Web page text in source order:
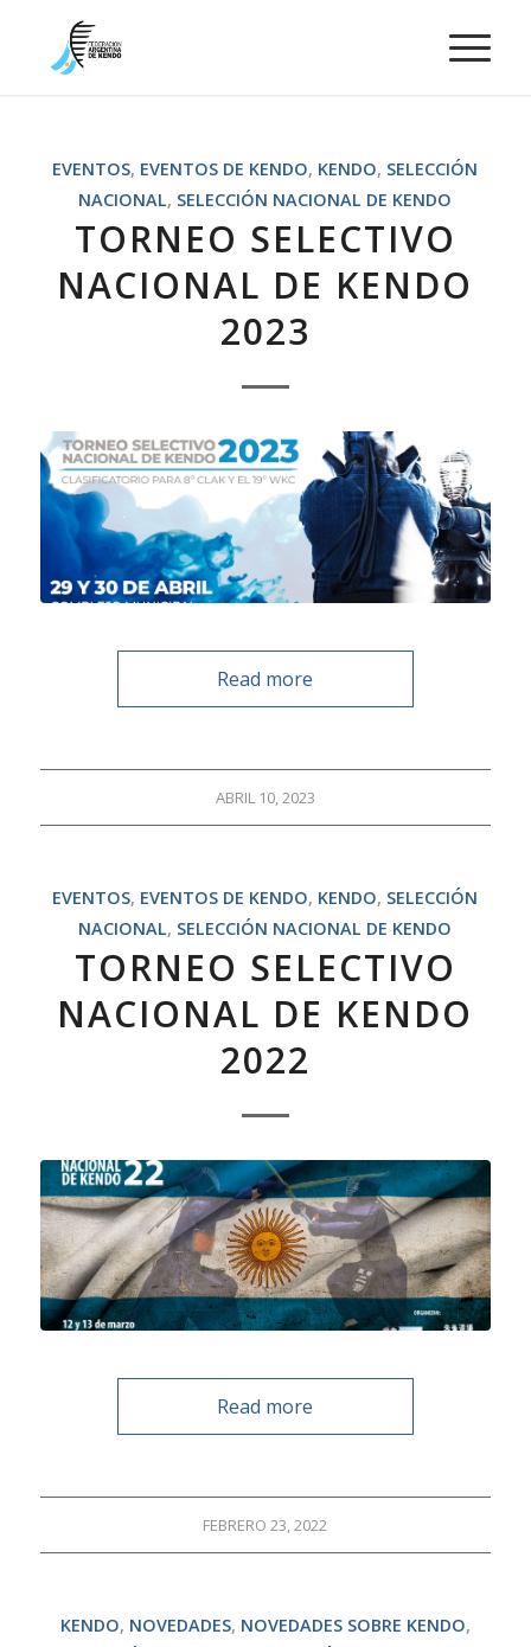
EVENTOS, EVENTOS DE KENDO, KENDO, SELECCIÓN
NACIONAL, SELECCIÓN NACIONAL DE KENDO
TORNEO SELECTIVO
NACIONAL DE KENDO
2023
Read more
ABRIL 10, 2023
EVENTOS, EVENTOS DE KENDO, KENDO, SELECCIÓN
NACIONAL, SELECCIÓN NACIONAL DE KENDO
TORNEO SELECTIVO
NACIONAL DE KENDO
2022
Read more
FEBRERO 23, 2022
KENDO, NOVEDADES, NOVEDADES SOBRE KENDO,